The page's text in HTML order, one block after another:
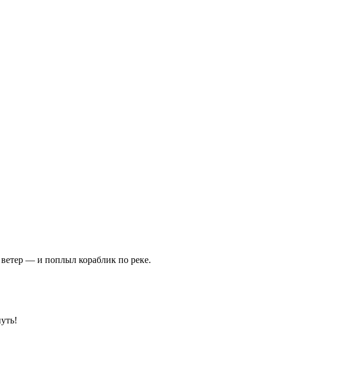
— и поплыл кораблик по реке.